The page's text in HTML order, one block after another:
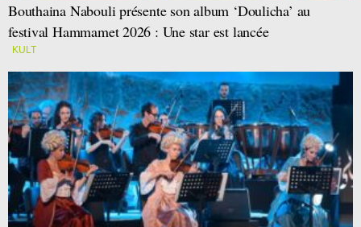
Bouthaina Nabouli présente son album ‘Doulicha’ au
festival Hammamet 2026 : Une star est lancée
KULT